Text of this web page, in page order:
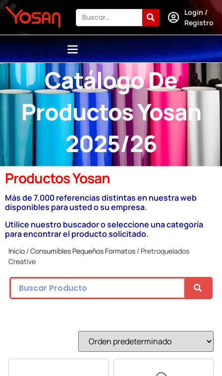
Login /
Registro
Catálogo De
Productos Yosan
2025/26
Productos Yosan
Más de 7.000 referencias distintas en nuestra web
disponibles para usted o su empresa.
Utilice nuestro buscador o seleccione una categoría
para encontrar el producto solicitado.
Inicio /Consumibles Pequeños Formatos / Pretroquelados
Creative